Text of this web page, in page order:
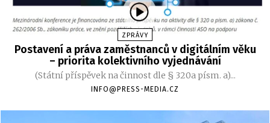
ZPRÁVY
Postavení a práva zaměstnanců v digitálním věku
– priorita kolektivního vyjednávání
(Státní příspěvek na činnost dle § 320a písm. a)...
INFO@PRESS-MEDIA.CZ